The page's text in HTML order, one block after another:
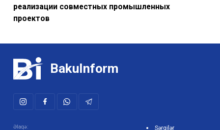
проектов
Qurmanlar üçün